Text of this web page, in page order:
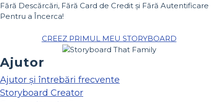
Fără Descărcări, Fără Card de Credit și Fără Autentificare
Pentru a Încerca!
CREEZ PRIMUL MEU STORYBOARD
Ajutor
Ajutor și întrebări frecvente
Storyboard Creator